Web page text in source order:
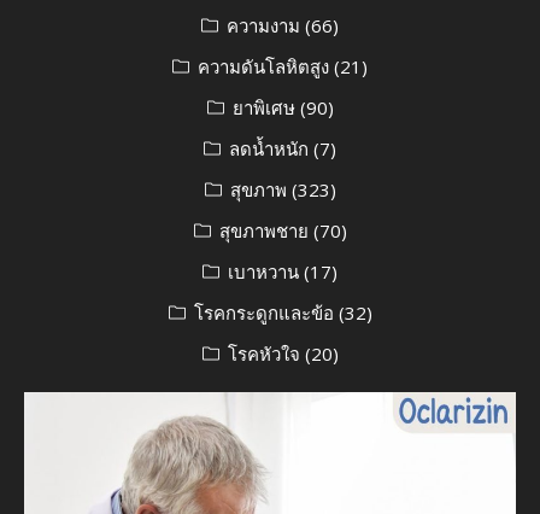
ความงาม (66)
ความดันโลหิตสูง (21)
ยาพิเศษ(90)
ลดน้ำหนัก (7)
สุขภาพ (323)
สุขภาพชาย (70)
เบาหวาน (17)
โรคกระดูกและข้อ (32)
โรคหัวใจ (20)